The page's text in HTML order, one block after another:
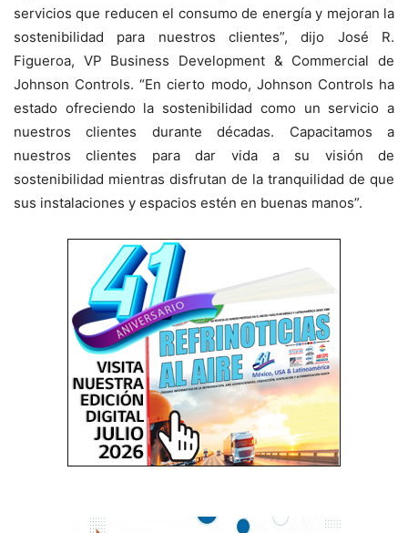
servicios que reducen el consumo de energía y mejoran la
sostenibilidad para nuestros clientes”, dijo José R.
Figueroa, VP Business Development & Commercial de
Johnson Controls. “En cierto modo, Johnson Controls ha
estado ofreciendo la sostenibilidad como un servicio a
nuestros clientes durante décadas. Capacitamos a
nuestros clientes para dar vida a su visión de
sostenibilidad mientras disfrutan de la tranquilidad de que
sus instalaciones y espacios estén en buenas manos”.